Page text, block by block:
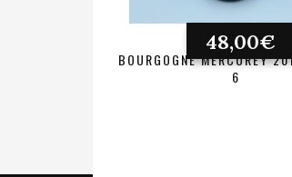
BOURGOGNE MERCUREY
6
48,00€